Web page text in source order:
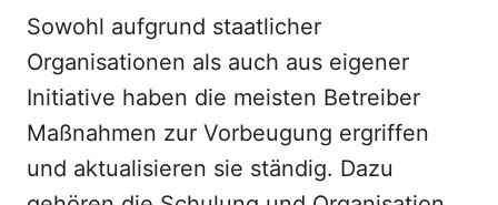
Sowohl aufgrund staatlicher
Organisationen als auch aus eigener
Initiative haben die meisten Betreiber
Maßnahmen zur Vorbeugung ergriffen
und aktualisieren sie ständig. Dazu